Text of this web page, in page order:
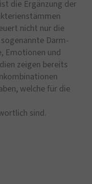
die Ergänzung der
nicht nur die
Darm-
Emotionen und
zeigen bereits
welche für die
sind.